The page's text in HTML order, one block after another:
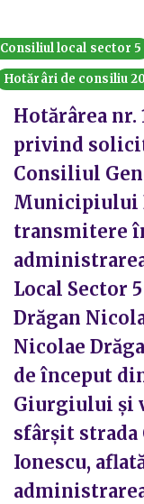
Consiliul local sector 5
Hotărâri de consiliu
Hotărârea nr.
privind
Consiliul
Municipiului
transmitere
Local Sector
Drăgan
Nicolae
de început
Giurgiului și
sfârșit strada
Ionescu,